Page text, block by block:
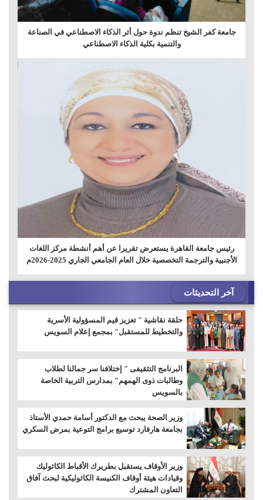
جامعة كفر الشيخ تنظم ندوة حول أثر الذكاء الاصطناعي في الصناعة
والتنمية بكلية الذكاء الاصطناعي
رئيس جامعة القاهرة يستعرض تقريرا عن أهم أنشطة مركز اللغات
الأجنبية والترجمة التخصصية خلال العام الجامعي الجاري 2025-2026م
آخر التحديثات
حلقة نقاشية " تعزيز قيم المسؤولية الأسرية
والتخطيط للمستقبل" بمجمع إعلام السويس
البرنامج التثقيفى " إختلافنا سر جمالنا لطلاب
وطالبات ذوى الهمهم" بمدارس التربية الخاصة
بالسويس
وزير الصحة يبحث مع الدكتور أسامة حمدي الأستاذ
بجامعة هارفارد توسيع برامج التوعية بمرض السكري
وزير الأوقاف يستقبل بطريرك الأقباط الكاثوليك
وقيادات هيئة أوقاف الكنيسة الكاثوليكية لبحث آفاق
التعاون المشترك